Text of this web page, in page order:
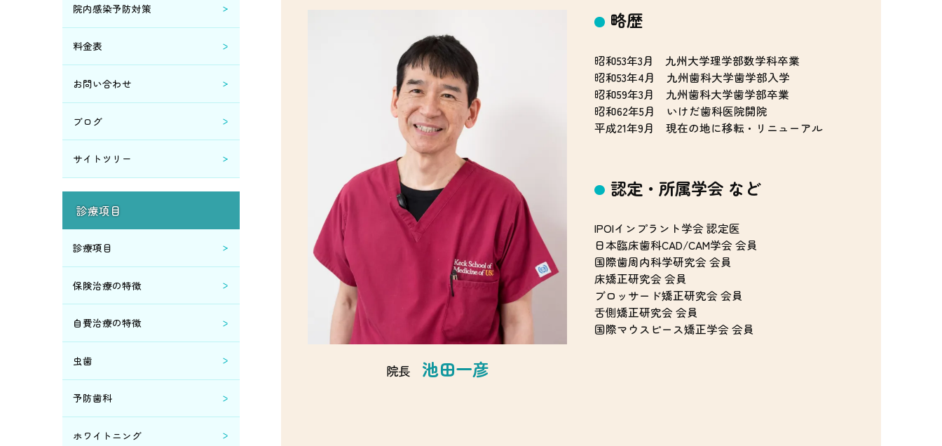
院長 池田一彦
略歴
昭和53年3月 九州大学理学部数学科卒業
昭和53年4月 九州歯科大学歯学部入学
昭和59年3月 九州歯科大学歯学部卒業
昭和62年5月 いけだ歯科医院開院
平成21年9月 現在の地に移転・リニューアル
認定・所属学会 など
IPOIインプラント学会 認定医
日本臨床歯科CAD/CAM学会 会員
国際歯周内科学研究会 会員
床矯正研究会 会員
ブロッサード矯正研究会 会員
舌側矯正研究会 会員
国際マウスピース矯正学会 会員
院内感染予防対策
料金表
お問い合わせ
ブログ
サイトツリー
診療項目
診療項目
保険治療の特徴
自費治療の特徴
虫歯
予防歯科
ホワイトニング